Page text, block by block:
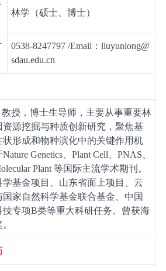
林学（硕士、博士）
0538-8247797 /Email ： liuyunlong@
sdau.edu.cn
授，博士生导师，主要从事重要林
源挖掘与种质创新研究，聚焦基
状形成和物种演化中的关键作用机
Nature Genetics、 Plant Cell PNAS
Plant 等国际主流学术期刊。
基金项目、山东省面上项目、云
家自然科学基金联合基金、中国
技专项B类等重大科研任务。曾获海